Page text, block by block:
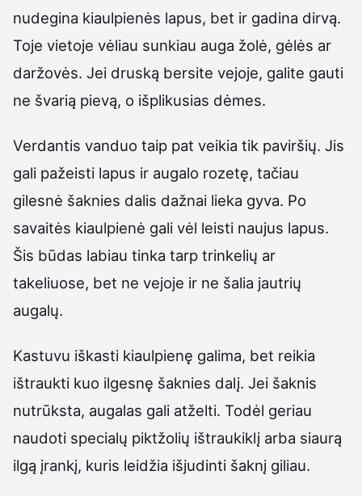
nudegina kiaulpienės lapus, bet ir gadina dirvą.
Toje vietoje vėliau sunkiau auga žolė, gėlės ar
daržovės. Jei druską bersite vejoje, galite gauti
ne švarią pievą, o išplikusias dėmes.
Verdantis vanduo taip pat veikia tik paviršių. Jis
gali pažeisti lapus ir augalo rozetę, tačiau
gilesnė šaknies dalis dažnai lieka gyva. Po
savaitės kiaulpienė gali vėl leisti naujus lapus.
Šis būdas labiau tinka tarp trinkelių ar
takeliuose, bet ne vejoje ir ne šalia jautrių
augalų.
Kastuvu iškasti kiaulpienę galima, bet reikia
ištraukti kuo ilgesnę šaknies dalį. Jei šaknis
nutrūksta, augalas gali atželti. Todėl geriau
naudoti specialų piktžolių ištraukiklį arba siaurą
ilgą įrankį, kuris leidžia išjudinti šaknį giliau.